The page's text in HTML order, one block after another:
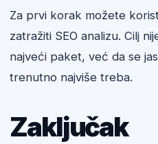
Za prvi korak možete
zatražiti SEO analizu. Cilj
najveći paket, već da se
trenutno najviše treba.
Zaključak